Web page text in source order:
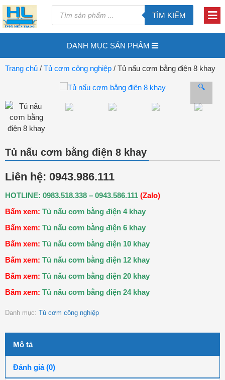
TÌM KIẾM
DANH MỤC SẢN PHẨM
Trang chủ / Tủ cơm công nghiệp / Tủ nấu cơm bằng điện 8 khay
🔍
Tủ nấu cơm bằng điện 8 khay
Liên hệ: 0943.986.111
HOTLINE: 0983.518.338 – 0943.586.111 (Zalo)
Bấm xem: Tủ nấu cơm bằng điện 4 khay
Bấm xem: Tủ nấu cơm bằng điện 6 khay
Bấm xem: Tủ nấu cơm bằng điện 10 khay
Bấm xem: Tủ nấu cơm bằng điện 12 khay
Bấm xem: Tủ nấu cơm bằng điện 20 khay
Bấm xem: Tủ nấu cơm bằng điện 24 khay
Danh mục: Tủ cơm công nghiệp
Mô tả
Đánh giá (0)